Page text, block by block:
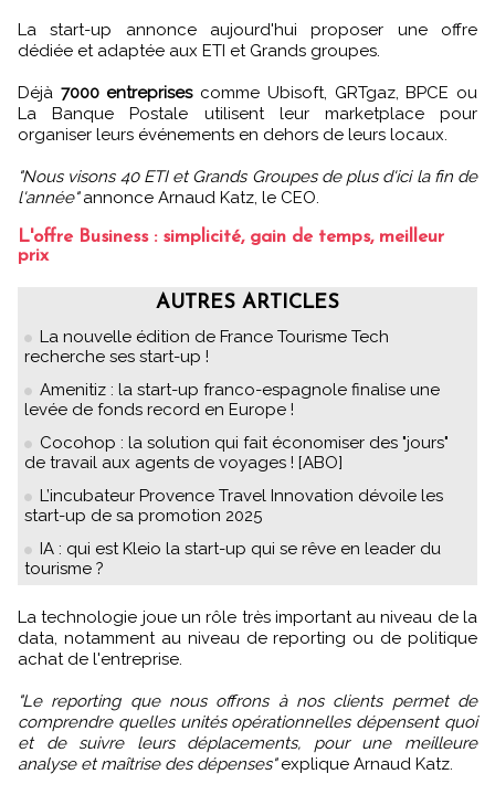
La start-up annonce aujourd'hui proposer une offre
dédiée et adaptée aux ETI et Grands groupes.
Déjà 7000 entreprisescomme Ubisoft, GRTgaz, BPCE ou
La Banque Postale utilisent leur marketplace pour
organiser leurs événements en dehors de leurs locaux.
"Nous visons 40 ETI et Grands Groupes de plus d'ici la fin de
l'année"annonce Arnaud Katz, le CEO.
L'offre Business : simplicité, gain de temps, meilleur
prix
AUTRES ARTICLES
La nouvelle édition de France Tourisme Tech
recherche ses start-up !
Amenitiz : la start-up franco-espagnole finalise une
levée de fonds record en Europe !
Cocohop : la solution qui fait économiser des "jours"
de travail aux agents de voyages ! [ABO]
L’incubateur Provence Travel Innovation dévoile les
start-up de sa promotion 2025
IA : qui est Kleio la start-up qui se rêve en leader du
tourisme ?
La technologie joue un rôle très important au niveau de la
data, notamment au niveau de reporting ou de politique
achat de l'entreprise.
"Le reporting que nous offrons à nos clients permet de
comprendre quelles unités opérationnelles dépensent quoi
et de suivre leurs déplacements, pour une meilleure
analyse et maîtrise des dépenses"explique Arnaud Katz.